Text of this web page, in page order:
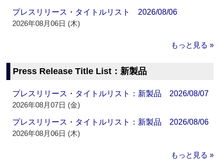
プレスリリース・タイトルリスト 2026/08/06
2026年08月06日 (木)
もっと見る »
Press Release Title List：新製品
プレスリリース・タイトルリスト：新製品 2026/08/07
2026年08月07日 (金)
プレスリリース・タイトルリスト：新製品 2026/08/06
2026年08月06日 (木)
もっと見る »